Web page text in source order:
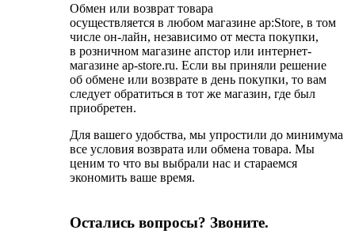
Обмен или возврат товара
осуществляется в любом магазине ap:Store, в том
числе он-лайн, независимо от места покупки,
в розничном магазине апстор или интернет-
магазине ap-store.ru. Если вы приняли решение
об обмене или возврате в день покупки, то вам
следует обратиться в тот же магазин, где был
приобретен.
Для вашего удобства, мы упростили до минимума
все условия возврата или обмена товара. Мы
ценим то что вы выбрали нас и стараемся
экономить ваше время.
Остались вопросы? Звоните.